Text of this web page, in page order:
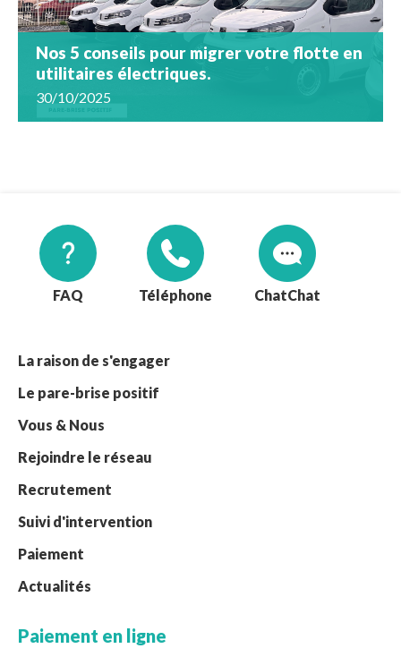
Nos 5 conseils pour migrer votre flotte en
utilitaires électriques.
30/10/2025
FAQ Téléphone Chat
La raison de s'engager
Le pare-brise positif
Vous & Nous
Rejoindre le réseau
Recrutement
Suivi d'intervention
Paiement
Actualités
Paiement en ligne